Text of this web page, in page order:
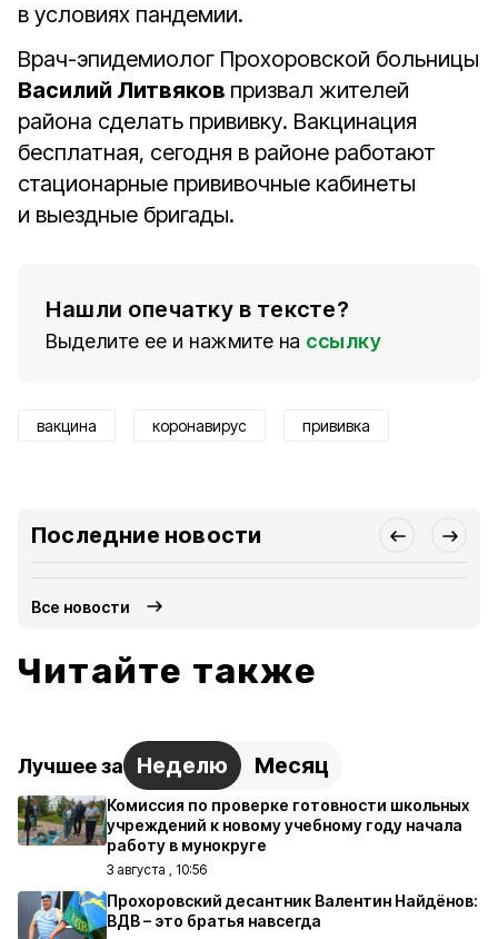
в условиях пандемии.
Врач-эпидемиолог Прохоровской больницы
Василий Литвяков призвал жителей
района сделать прививку. Вакцинация
бесплатная, сегодня в районе работают
стационарные прививочные кабинеты
и выездные бригады.
Нашли опечатку в тексте?
Выделите ее и нажмите на ссылку
вакцина коронавирус прививка
Последние новости
Все новости
Читайте также
Лучшее за Неделю Месяц
Комиссия по проверке готовности школьных
учреждений к новому учебному году начала
работу в мунокруге
3 августа , 10:56
Прохоровский десантник Валентин Найдёнов:
ВДВ – это братья навсегда